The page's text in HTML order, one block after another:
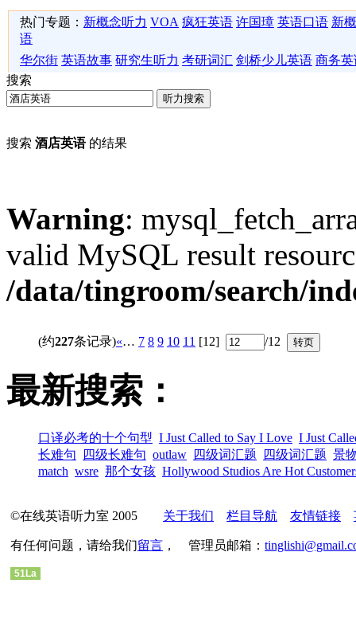
热门专题： 新概念听力 VOA 疯狂英语 许国璋 英语口语 新
语
华尔街 英语故事 研究生听力 考研词汇 剑桥少儿英语 商务英
搜索
听力搜索
搜索 酒店英语的结果
Warning:
valid MySQL result
/data/tingroom/search/
(约227条记录)«… 7 8 9 10 11 [12] /12
最新搜索：
口译必考的十个句型 I Just Called to Say I Love I Just
长难句
四级长难句 outlaw 四级词汇题 四级词汇题 景
match wsre 那个女孩 Hollywood Studios Are Hot
©在线英语听力室 2005 关于我们 栏目导航 友情链接
有任何问题，请给我们留言 ， 管理员邮箱：
51La